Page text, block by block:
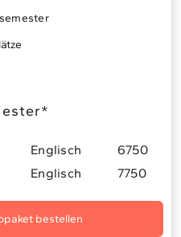
Englisch
6750
Englisch 7750
bestellen